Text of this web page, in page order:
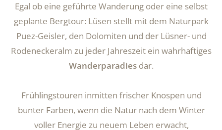
Egal ob eine geführte Wanderung oder eine selbst
geplante Bergtour: Lüsen stellt mit dem Naturpark
Puez-Geisler, den Dolomiten und der Lüsner- und
Rodeneckeralm zu jeder Jahreszeit ein wahrhaftiges
Wanderparadies dar.
Frühlingstouren inmitten frischer Knospen und
bunter Farben, wenn die Natur nach dem Winter
voller Energie zu neuem Leben erwacht,